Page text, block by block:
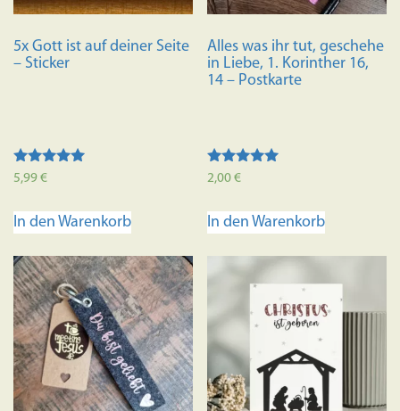
5x Gott ist auf deiner Seite
– Sticker
Bewertet mit
5,99€
In den Warenkorb
Alles was ihr tut, geschehe
in Liebe, 1. Korinther 16,
14 – Postkarte
Bewertet mit
2,00€
In den Warenkorb